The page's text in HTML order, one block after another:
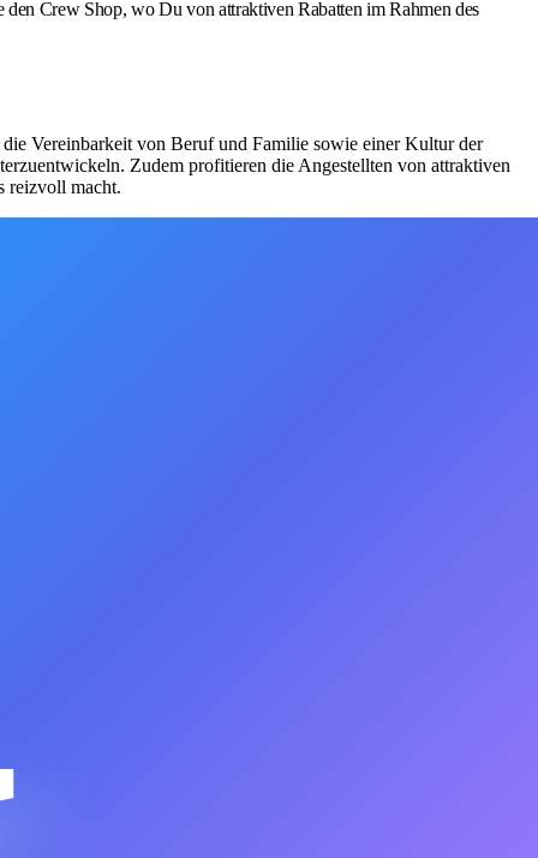
Crew Shop, wo Du von attraktiven Rabatten im Rahmen des
Vereinbarkeit von Beruf und Familie sowie einer Kultur der
Zudem profitieren die Angestellten von attraktiven
reizvoll macht.